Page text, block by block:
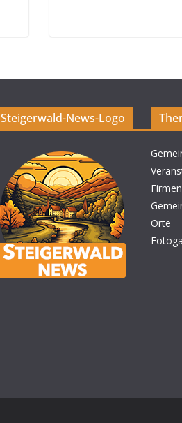
Steigerwald-News-Logo
Orte